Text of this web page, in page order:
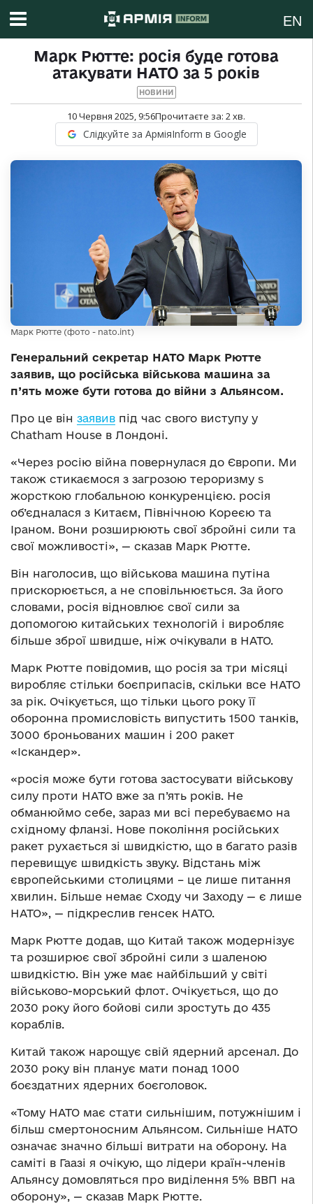
EN
Марк Рютте: росія буде готова
атакувати НАТО за 5 років
НОВИНИ
10 Червня 2025, 9:56Прочитаєте за: 2хв.
Слідкуйте за АрміяInform в Google
Марк Рютте (фото - nato.int)
Генеральний секретар НАТО Марк Рютте
заявив, що російська військова машина за
п’ять може бути готова до війни з Альянсом.
Про це він заявив під час свого виступу у
Chatham House в Лондоні.
«Через росію війна повернулася до Європи. Ми
також стикаємося з загрозою тероризму s
жорсткою глобальною конкуренцією. росія
об’єдналася з Китаєм, Північною Кореєю та
Іраном. Вони розширюють свої збройні сили та
свої можливості», — сказав Марк Рютте.
Він наголосив, що військова машина путіна
прискорюється, а не сповільнюється. За його
словами, росія відновлює свої сили за
допомогою китайських технологій і виробляє
більше зброї швидше, ніж очікували в НАТО.
Марк Рютте повідомив, що росія за три місяці
виробляє стільки боєприпасів, скільки все НАТО
за рік. Очікується, що тільки цього року її
оборонна промисловість випустить 1500 танків,
3000 броньованих машин і 200 ракет
«Іскандер».
«росія може бути готова застосувати військову
силу проти НАТО вже за п’ять років. Не
обманюймо себе, зараз ми всі перебуваємо на
східному фланзі. Нове покоління російських
ракет рухається зі швидкістю, що в багато разів
перевищує швидкість звуку. Відстань між
європейськими столицями – це лише питання
хвилин. Більше немає Сходу чи Заходу — є лише
НАТО», — підкреслив генсек НАТО.
Марк Рютте додав, що Китай також модернізує
та розширює свої збройні сили з шаленою
швидкістю. Він уже має найбільший у світі
військово-морський флот. Очікується, що до
2030 року його бойові сили зростуть до 435
кораблів.
Китай також нарощує свій ядерний арсенал. До
2030 року він планує мати понад 1000
боєздатних ядерних боєголовок.
«Тому НАТО має стати сильнішим, потужнішим і
більш смертоносним Альянсом. Сильніше НАТО
означає значно більші витрати на оборону. На
саміті в Гаазі я очікую, що лідери країн-членів
Альянсу домовляться про виділення 5% ВВП на
оборону», — сказав Марк Рютте.